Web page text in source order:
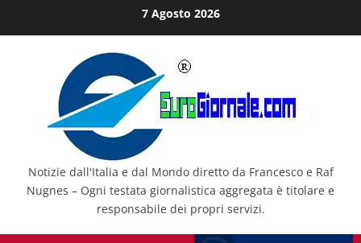
al
7 Agosto 2026
Notizie dall'Italia e dal Mondo diretto da Francesco e Raf
Nugnes – Ogni testata giornalistica aggregata è titolare e
responsabile dei propri servizi.